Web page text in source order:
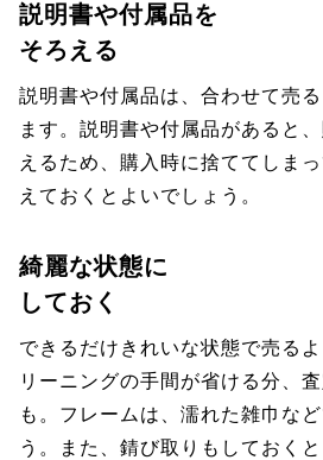
説明書や付属品を
そろえる
説明書や付属品は、合わせて売
ます。説明書や付属品があると
えるため、購入時に捨ててしま
えておくとよいでしょう。
綺麗な状態に
しておく
できるだけきれいな状態で売る
リーニングの手間が省ける分、
も。フレームは、濡れた雑巾な
う。また、錆び取りもしておくと